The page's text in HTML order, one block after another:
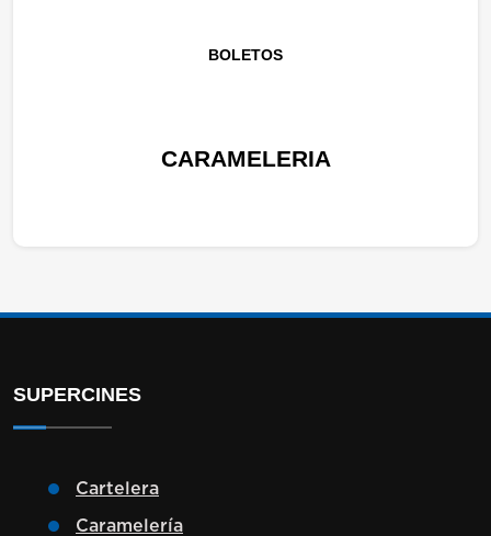
BOLETOS
CARAMELERIA
SUPERCINES
Cartelera
Caramelería